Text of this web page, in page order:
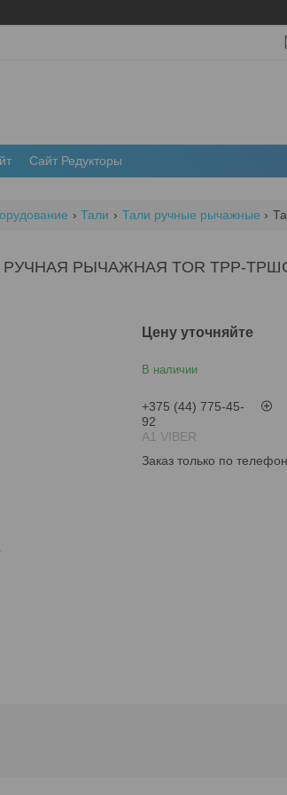
Сайт Редукторы
Тали Тали ручные рычажные
РУЧНАЯ РЫЧАЖНАЯ TOR ТРР-
Цену уточняйте
В наличии
+375 (44) 775-45-
92
А1 VIBER
Заказ только по